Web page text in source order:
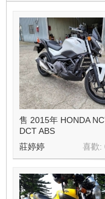
售 2015年 HONDA
DCT ABS
喜歡
莊婷婷